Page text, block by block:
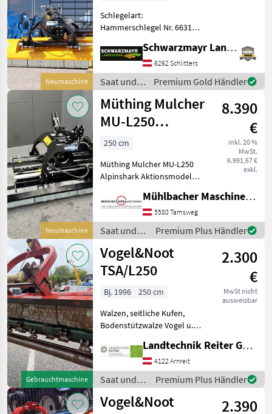
Neumaschine
Schlegelart:
Hammerschlegel Nr. 66313
Technische Daten:
Arbeitsbreite 250cm
Außenbreite 267cm Max.
Traktor-PS bei 1000U/min
130PS
Schwarzmayr Landtechnik GmbH - Schlitters
6262 Schlitters
Saat und
Pflege /
Müthing
Premium Gold Händler
Neumaschine
Müthing Mulcher
MU-L250
Alpinshark
Front-
Heckanbau
8.390
€
inkl. 20 %
MwSt.
6.991,67 €
exkl.
250 cm
Müthing Mulcher MU-L250
Alpinshark Aktionsmodell -
Kontrollöffnung -
hochvergütete M-
Hammerschlegel DURAX,
aus Spezialstahl
geschmiedet - l
Mühlbacher Maschinen GmbH
5580 Tamsweg
Saat und
Pflege /
Müthing
Premium Plus Händler
Gebrauchtmaschine
Vogel&Noot
TSA/L250
2.300
€
MwSt nicht
ausweisbar
Bj. 1996
250 cm
Walzen, seitliche Kufen,
Bodenstützwalze Vogel u.
Arbeitsbreite mechanische
Seitenverstellung
Gelenkwelle Nachlaufwalze
Antrieb über Riemen
Landtechnik Reiter GmbH.
4122 Arnreit
Saat und
Pflege /
Vogel&Noot
Premium Plus Händler
Vogel&Noot
2.390